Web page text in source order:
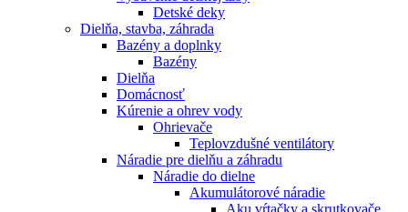
Detské deky
Dielňa, stavba, záhrada
Bazény a doplnky
Bazény
Dielňa
Domácnosť
Kúrenie a ohrev vody
Ohrievače
Teplovzdušné ventilátory
Náradie pre dielňu a záhradu
Náradie do dielne
Akumulátorové náradie
Aku vŕtačky a skrutkovače